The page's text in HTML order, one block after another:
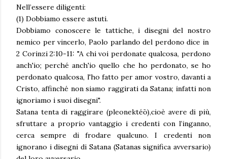
Nell’essere diligenti:
(1) Dobbiamo essere astuti.
Dobbiamo conoscere le tattiche, i disegni del nostro
nemico per vincerlo, Paolo parlando del perdono dice in
2 Corinzi 2:10-11: "A chi voi perdonate qualcosa, perdono
anch'io; perché anch'io quello che ho perdonato, se ho
perdonato qualcosa, l'ho fatto per amor vostro, davanti a
Cristo, affinché non siamo raggirati da Satana; infatti non
ignoriamo i suoi disegni".
Satana tenta di raggirare (pleonektéō),cioè avere di più,
sfruttare a proprio vantaggio i credenti con l’inganno,
cerca sempre di frodare qualcuno. I credenti non
ignorano i disegni di Satana (Satanas significa avversario)